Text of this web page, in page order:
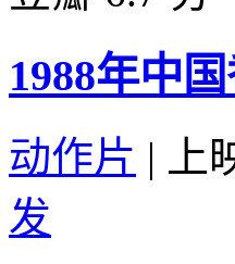
1988年中
动作片 | 上
发